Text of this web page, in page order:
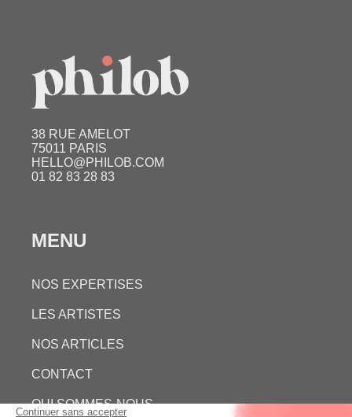
38 RUE AMELOT
75011 PARIS
HELLO@PHILOB.COM
01 82 83 28 83
MENU
NOS EXPERTISES
LES ARTISTES
NOS ARTICLES
CONTACT
QUI SOMMES-NOUS